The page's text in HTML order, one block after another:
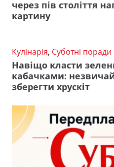
через пів століття
картину
Кулінарія, Суботні поради
Навіщо класти
кабачками:
зберегти хрускіт